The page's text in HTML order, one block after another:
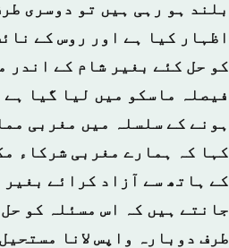
بلند ہو رہی ہیں تو دوسری
اظہار کیا ہے اور روس کے
کو حل کئے بغیر شام کے اندر
فیصلہ ماسکو میں لیا گیا
ہونے کے سلسلہ میں مغربی
کہا کہ ہمارے مغربی شرکاء
کے ہاتھ سے آزاد کرائے
جانتے ہیں کہ اس مسئلہ کو
طرف دوبارہ واپس لانا